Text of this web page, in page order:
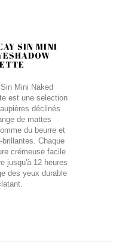
SIN MINI
Mini Naked
est une selection
déclinés
de mattes
du beurre et
Chaque
crémeuse facile
jusqu'à 12 heures
des yeux durable